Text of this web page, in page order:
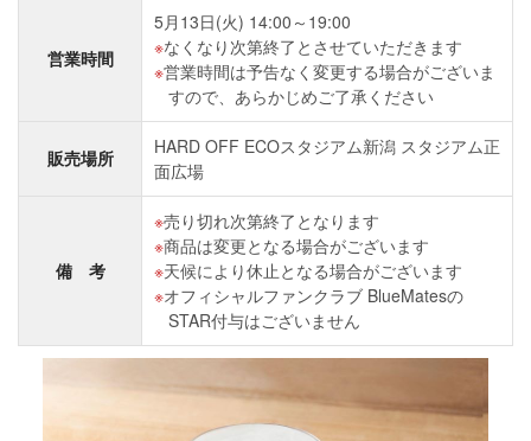
営業時間
5月13日(火) 14:00～19:00
なくなり次第終了とさせていただきます
営業時間は予告なく変更する場合がございま
すので、あらかじめご了承ください
販売場所
HARD OFF ECOスタジアム新潟 スタジアム正
面広場
備 考
売り切れ次第終了となります
商品は変更となる場合がございます
天候により休止となる場合がございます
オフィシャルファンクラブ BlueMatesの
STAR付与はございません